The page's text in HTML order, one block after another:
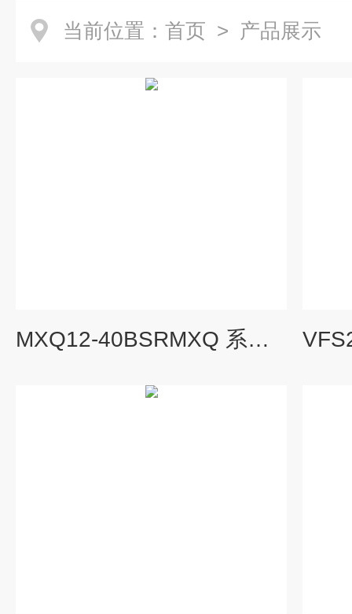
当前位置： 首页 > 产品展示
MXQ12-40BSRMXQ 系列 气动滑台SMC选型数据